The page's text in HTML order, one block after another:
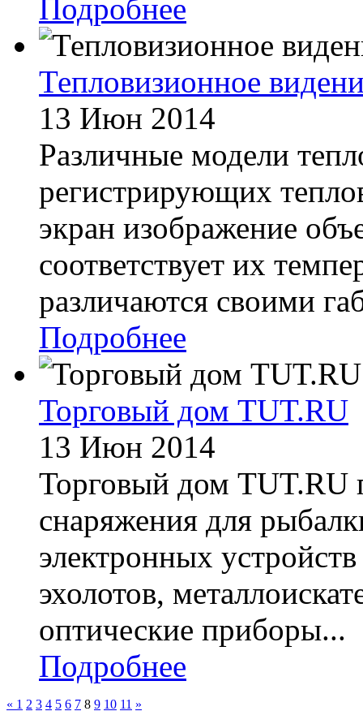
Подробнее
Тепловизионное
13 Июн 2014
Различные модели
регистрирующих
экран изображение
соответствует их
различаются своими
Подробнее
Торговый дом TUT.RU
13 Июн 2014
Торговый дом TUT.RU
снаряжения для
электронных
эхолотов,
оптические приборы...
Подробнее
« 1 2 3 4 5 6 7 8 9 10 11 »